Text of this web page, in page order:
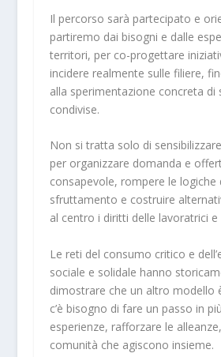
Il percorso sarà partecipato e
partiremo dai bisogni e dalle
territori, per co-progettare
incidere realmente sulle filiere,
alla sperimentazione concreta di
condivise.
Non si tratta solo di
per organizzare domanda e
consapevole, rompere le logiche
sfruttamento e costruire
al centro i diritti delle lavoratrici
Le reti del consumo critico e
sociale e solidale hanno
dimostrare che un altro modello
c’è bisogno di fare un passo in
esperienze, rafforzare le
comunità che agiscono insieme.